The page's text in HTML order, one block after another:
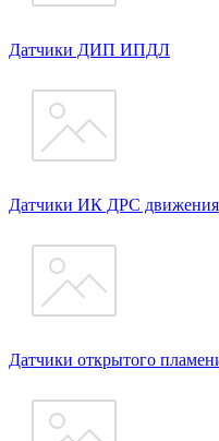
Датчики ДИП ИПДЛ
Датчики ИК ДРС движения
Датчики открытого